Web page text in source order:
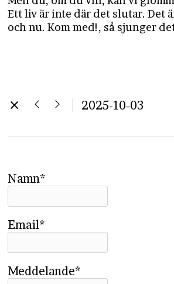
Ett liv är inte där det slutar. Det
och nu. Kom med!, så sjunger
2025-10-03
Namn*
Email*
Meddelande*